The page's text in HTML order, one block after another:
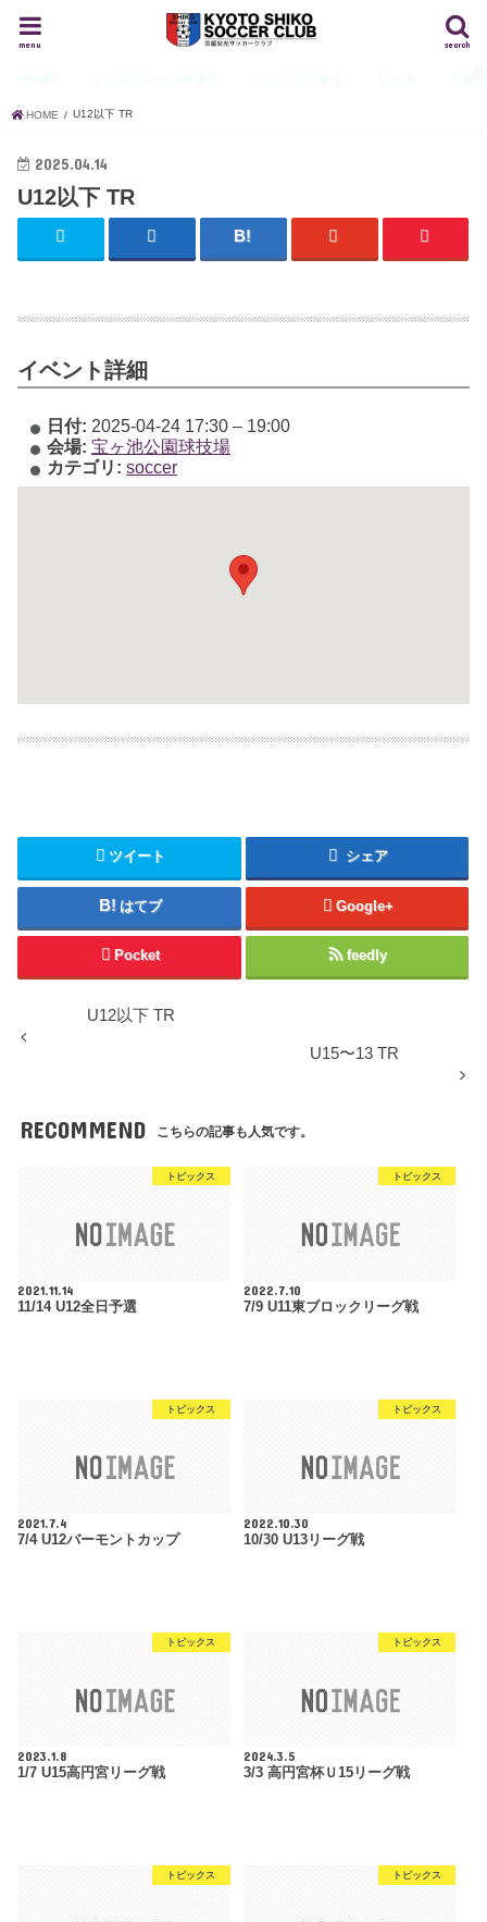
search
menu
HOME U12以下 TR
2025.04.14
U12以下 TR
イベント詳細
日付: 2025-04-24 17:30– 19:00
会場: 宝ヶ池公園球技場
カテゴリ: soccer
ツイート シェア
はてブ Google+
Pocket feedly
U12以下 TR
U15〜13 TR
RECOMMEND こちらの記事も人気です。
トピックス
2021.11.14
11/14 U12全日予選
トピックス
2022.7.10
7/9 U11東ブロックリーグ戦
トピックス
2021.7.4
7/4 U12バーモントカップ
トピックス
2022.10.30
10/30 U13リーグ戦
トピックス
2023.1.8
1/7 U15高円宮リーグ戦
トピックス
2024.3.5
3/3 高円宮杯Ｕ15リーグ戦
トピックス トピックス